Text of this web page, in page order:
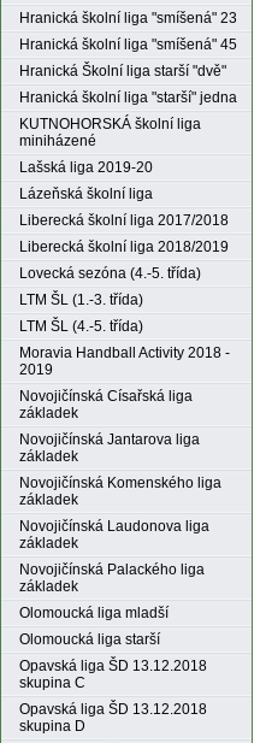
Hranická školní liga "smíšená" 23
Hranická školní liga "smíšená" 45
Hranická Školní liga starší "dvě"
Hranická školní liga "starší" jedna
KUTNOHORSKÁ školní liga
miniházené
Lašská liga 2019-20
Lázeňská školní liga
Liberecká školní liga 2017/2018
Liberecká školní liga 2018/2019
Lovecká sezóna (4.-5. třída)
LTM ŠL (1.-3. třída)
LTM ŠL (4.-5. třída)
Moravia Handball Activity 2018 -
2019
Novojičínská Císařská liga
základek
Novojičínská Jantarova liga
základek
Novojičínská Komenského liga
základek
Novojičínská Laudonova liga
základek
Novojičínská Palackého liga
základek
Olomoucká liga mladší
Olomoucká liga starší
Opavská liga ŠD 13.12.2018
skupina C
Opavská liga ŠD 13.12.2018
skupina D